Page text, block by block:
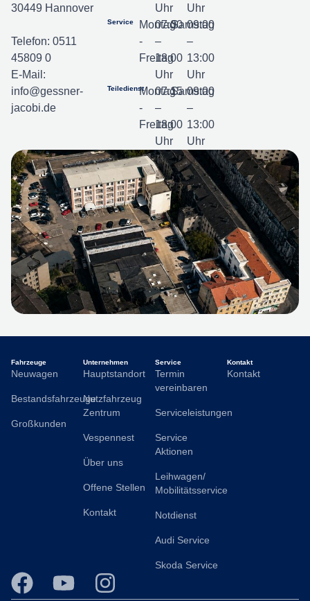
30449 Hannover
Telefon: 0511
45809 0
E-Mail:
info@gessner-
jacobi.de
Uhr
Uhr
Service
Montag
-
Freitag
07:00
–
18:00
Uhr
Samstag
09:00
–
13:00
Uhr
TeiledienstMontag
-
Freitag
07:15
–
18:00
Uhr
Samstag
09:00
–
13:00
Uhr
Fahrzeuge
Neuwagen
Bestandsfahrzeuge
Großkunden
Unternehmen
Hauptstandort
Nutzfahrzeug
Zentrum
Vespennest
Über uns
Offene Stellen
Kontakt
Service
Termin
vereinbaren
Serviceleistungen
Service
Aktionen
Leihwagen/
Mobilitätsservice
Notdienst
Audi Service
Skoda Service
Kontakt
Kontakt